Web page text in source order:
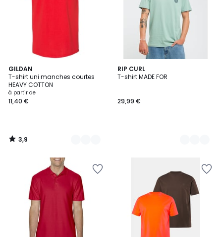
GILDAN
T-shirt uni manches courtes
HEAVY COTTON
à partir de
11,40 €
3,9
/ 5
39
Couleurs
3,9
/
RIP CURL
T-shirt MADE FOR
29,99 €
6
Couleurs